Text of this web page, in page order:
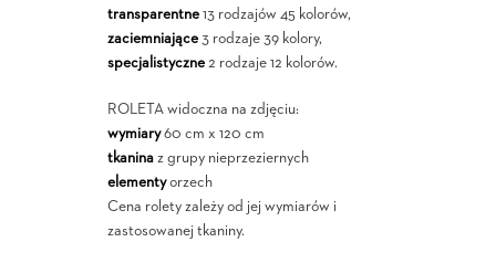
transparentne13 rodzajów 45 kolorów,
zaciemniające3 rodzaje 39 kolory,
specjalistyczne2 rodzaje 12 kolorów.
ROLETA widoczna na zdjęciu:
wymiary60 cm x 120 cm
tkaninaz grupy nieprzeziernych
elementyorzech
Cena rolety zależy od jej wymiarów i
zastosowanej tkaniny.